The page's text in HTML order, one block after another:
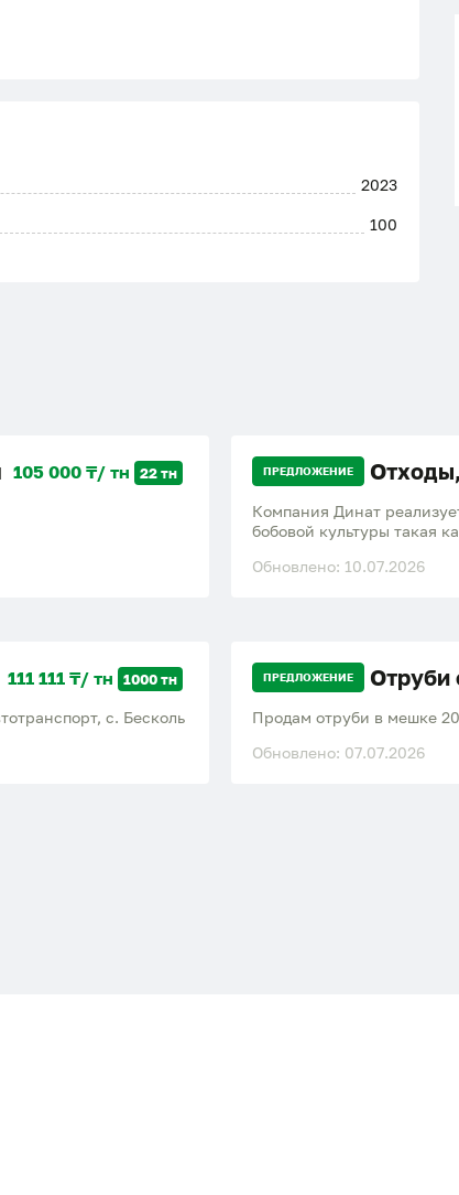
2023
100
105 000 ₸/ тн 22 тн ПРЕДЛОЖЕНИЕ
Компания Динат
бобовой культуры такая
цинка что приносит
Обновлено: 10.07.2026
111 111 ₸/ тн 1000 тн
с. Бесколь
ПРЕДЛОЖЕНИЕ Отруби
Продам отруби в мешке
Обновлено: 07.07.2026